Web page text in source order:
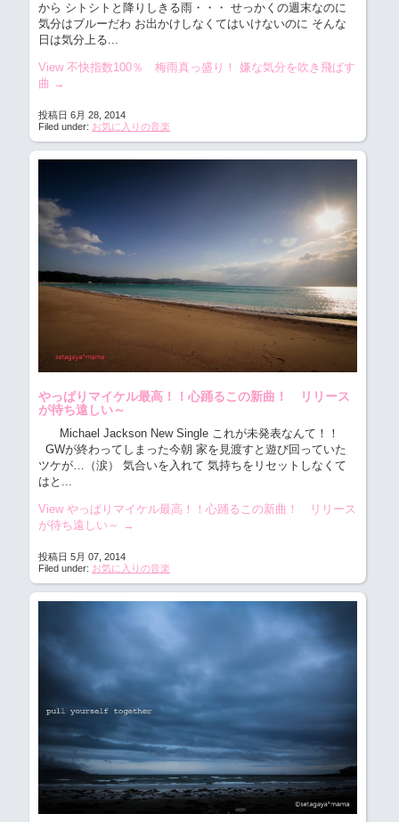
から シトシトと降りしきる雨・・・ せっかくの週末なのに
気分はブルーだわ お出かけしなくてはいけないのに そんな
日は気分上る...
View 不快指数100％ 梅雨真っ盛り！ 嫌な気分を吹き飛ばす
曲 →
投稿日 6月 28, 2014
Filed under: お気に入りの音楽
やっぱりマイケル最高！！心踊るこの新曲！ リリース
が待ち遠しい～
Michael Jackson New Single これが未発表なんて！！
GWが終わってしまった今朝 家を見渡すと遊び回っていた
ツケが…（涙） 気合いを入れて 気持ちをリセットしなくて
はと...
View やっぱりマイケル最高！！心踊るこの新曲！ リリース
が待ち遠しい～ →
投稿日 5月 07, 2014
Filed under: お気に入りの音楽